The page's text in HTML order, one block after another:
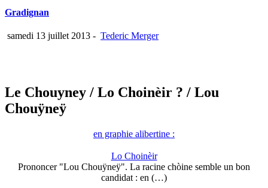
Gradignan
samedi 13 juillet 2013 - Tederic Merger
Le Chouyney / Lo Choinèir ? / Lou
Chouÿneÿ
en graphie alibertine :
Lo Choinèir
Prononcer "Lou Chouÿneÿ". La racine chòine semble un bon
candidat : en (…)